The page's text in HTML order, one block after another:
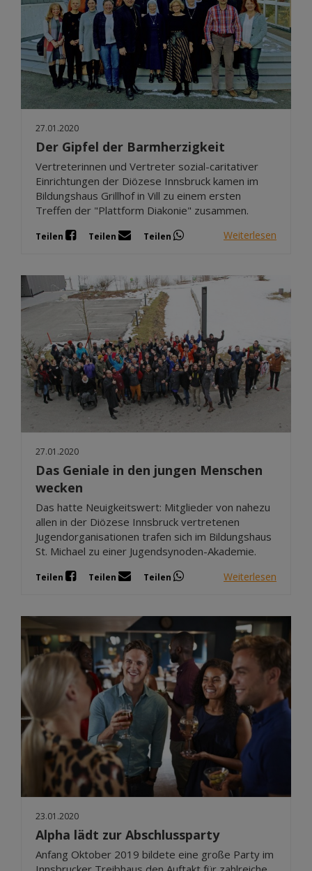
27.01.2020
Der Gipfel der Barmherzigkeit
Vertreterinnen und Vertreter sozial-caritativer
Einrichtungen der Diözese Innsbruck kamen im
Bildungshaus Grillhof in Vill zu einem ersten
Treffen der "Plattform Diakonie" zusammen.
Teilen Teilen Teilen Weiterlesen
27.01.2020
Das Geniale in den jungen Menschen
wecken
Das hatte Neuigkeitswert: Mitglieder von nahezu
allen in der Diözese Innsbruck vertretenen
Jugendorganisationen trafen sich im Bildungshaus
St. Michael zu einer Jugendsynoden-Akademie.
Teilen Teilen Teilen Weiterlesen
23.01.2020
Alpha lädt zur Abschlussparty
Anfang Oktober 2019 bildete eine große Party im